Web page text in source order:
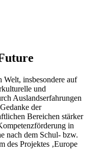
Welt, insbesondere auf
und
Auslandserfahrungen
der
Bereichen stärker
in
nach dem Schul- bzw.
des Projektes ‚Europe